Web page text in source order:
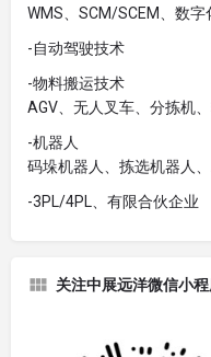
WMS、SCM/SCEM、数
-自动驾驶技术
-物料搬运技术
AGV、无人叉车、分拣机
-机器人
码垛机器人、拣选机器人
-3PL/4PL、有限合伙企业
关注中展远洋微信小